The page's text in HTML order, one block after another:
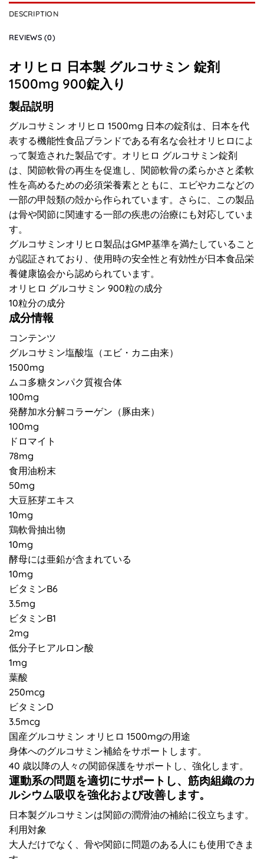
DESCRIPTION
REVIEWS (0)
オリヒロ 日本製 グルコサミン 錠剤
1500mg 900錠入り
製品説明
グルコサミン オリヒロ 1500mg 日本の錠剤は、日本を代
表する機能性食品ブランドである有名な会社オリヒロによ
って製造された製品です。オリヒロ グルコサミン錠剤
は、関節軟骨の再生を促進し、関節軟骨の柔らかさと柔軟
性を高めるための必須栄養素とともに、エビやカニなどの
一部の甲殻類の殻から作られています。さらに、この製品
は骨や関節に関連する一部の疾患の治療にも対応していま
す。
グルコサミンオリヒロ製品はGMP基準を満たしていること
が認証されており、使用時の安全性と有効性が日本食品栄
養健康協会から認められています。
オリヒロ グルコサミン 900粒の成分
10粒分の成分
成分情報
コンテンツ
グルコサミン塩酸塩（エビ・カニ由来）
1500mg
ムコ多糖タンパク質複合体
100mg
発酵加水分解コラーゲン（豚由来）
100mg
ドロマイト
78mg
食用油粉末
50mg
大豆胚芽エキス
10mg
鶏軟骨抽出物
10mg
酵母には亜鉛が含まれている
10mg
ビタミンB6
3.5mg
ビタミンB1
2mg
低分子ヒアルロン酸
1mg
葉酸
250mcg
ビタミンD
3.5mcg
国産グルコサミン オリヒロ 1500mgの用途
身体へのグルコサミン補給をサポートします。
40 歳以降の人々の関節保護をサポートし、強化します。
運動系の問題を適切にサポートし、筋肉組織のカ
ルシウム吸収を強化および改善します。
日本製グルコサミンは関節の潤滑油の補給に役立ちます。
利用対象
大人だけでなく、骨や関節に問題のある人にも使用できま